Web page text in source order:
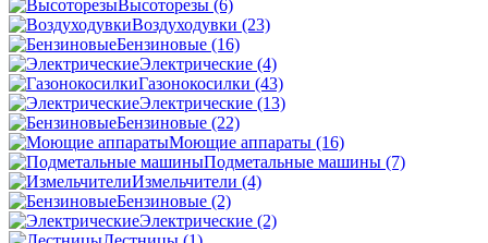
Высоторезы (6)
Воздуходувки (23)
Бензиновые (16)
Электрические (4)
Газонокосилки (43)
Электрические (13)
Бензиновые (22)
Моющие аппараты (16)
Подметальные машины (7)
Измельчители (4)
Бензиновые (2)
Электрические (2)